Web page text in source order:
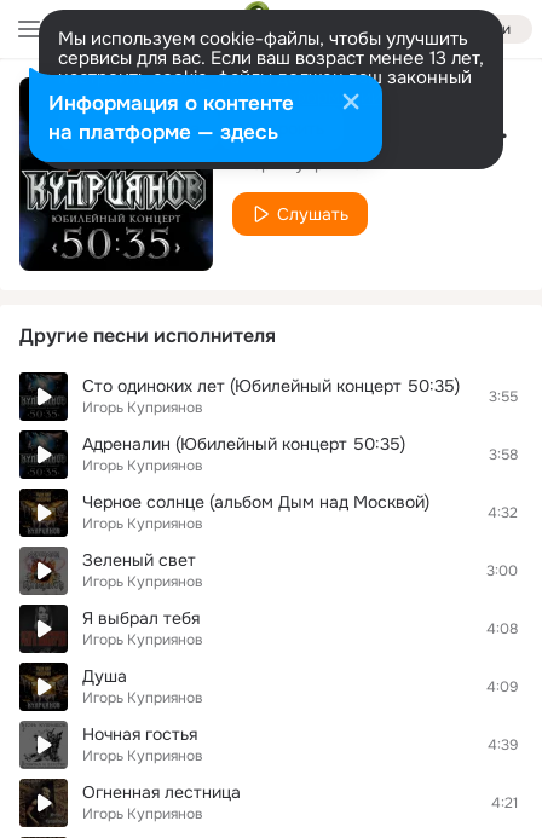
Войти
Мы используем cookie-файлы, чтобы улучшить
сервисы для вас. Если ваш возраст менее 13 лет,
настроить cookie-файлы должен ваш законный
представитель. Больше информации
Разрешить все Настроить Радиоволна (Юбилейный концерт 50:35)
Игорь Куприянов
Слушать
Другие песни исполнителя
Сто одиноких лет (Юбилейный концерт 50:35)
Игорь Куприянов
3:55
Адреналин (Юбилейный концерт 50:35)
Игорь Куприянов
3:58
Черное солнце (альбом Дым над Москвой)
Игорь Куприянов
4:32
Зеленый свет
Игорь Куприянов
3:00
Я выбрал тебя
Игорь Куприянов
4:08
Душа
Игорь Куприянов
4:09
Ночная гостья
Игорь Куприянов
4:39
Огненная лестница
Игорь Куприянов
4:21
Информация о контенте
на платформе — здесь